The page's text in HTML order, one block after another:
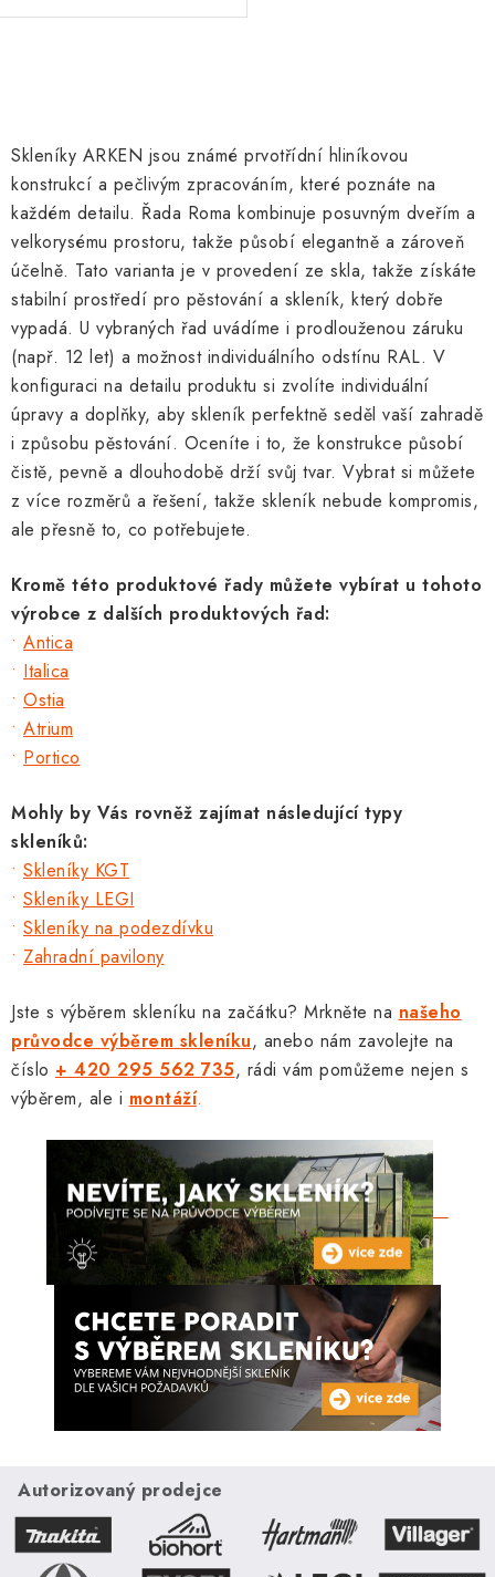
l
á
d
a
c
í
p
r
v
k
y
v
ý
p
i
s
u
Skleníky ARKEN jsou známé prvotřídní hliníkovou
konstrukcí a pečlivým zpracováním, které poznáte na
každém detailu. Řada Roma kombinuje posuvným dveřím a
velkorysému prostoru, takže působí elegantně a zároveň
účelně. Tato varianta je v provedení ze skla, takže získáte
stabilní prostředí pro pěstování a skleník, který dobře
vypadá. U vybraných řad uvádíme i prodlouženou záruku
(např. 12 let) a možnost individuálního odstínu RAL. V
konfiguraci na detailu produktu si zvolíte individuální
úpravy a doplňky, aby skleník perfektně seděl vaší zahradě
i způsobu pěstování. Oceníte i to, že konstrukce působí
čistě, pevně a dlouhodobě drží svůj tvar. Vybrat si můžete
z více rozměrů a řešení, takže skleník nebude kompromis,
ale přesně to, co potřebujete.
Kromě této produktové řady můžete vybírat u tohoto
výrobce z dalších produktových řad:
• Antica
• Italica
• Ostia
• Atrium
• Portico
Mohly by Vás rovněž zajímat následující typy
skleníků:
• Skleníky KGT
• Skleníky LEGI
• Skleníky na podezdívku
• Zahradní pavilony
Jste s výběrem skleníku na začátku? Mrkněte na našeho
průvodce výběrem skleníku, anebo nám zavolejte na
číslo + 420 295 562 735, rádi vám pomůžeme nejen s
výběrem, ale i montáží.
Autorizovaný prodejce